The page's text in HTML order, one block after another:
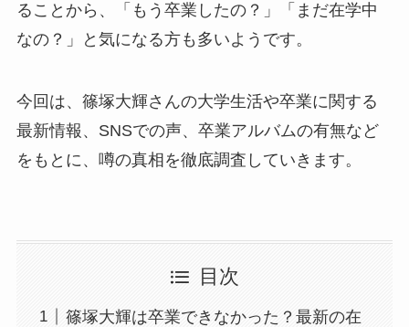
ることから、「もう卒業したの？」「まだ在学中
なの？」と気になる方も多いようです。
今回は、篠塚大輝さんの大学生活や卒業に関する
最新情報、SNSでの声、卒業アルバムの有無など
をもとに、噂の真相を徹底調査していきます。
目次
篠塚大輝は卒業できなかった？最新の在